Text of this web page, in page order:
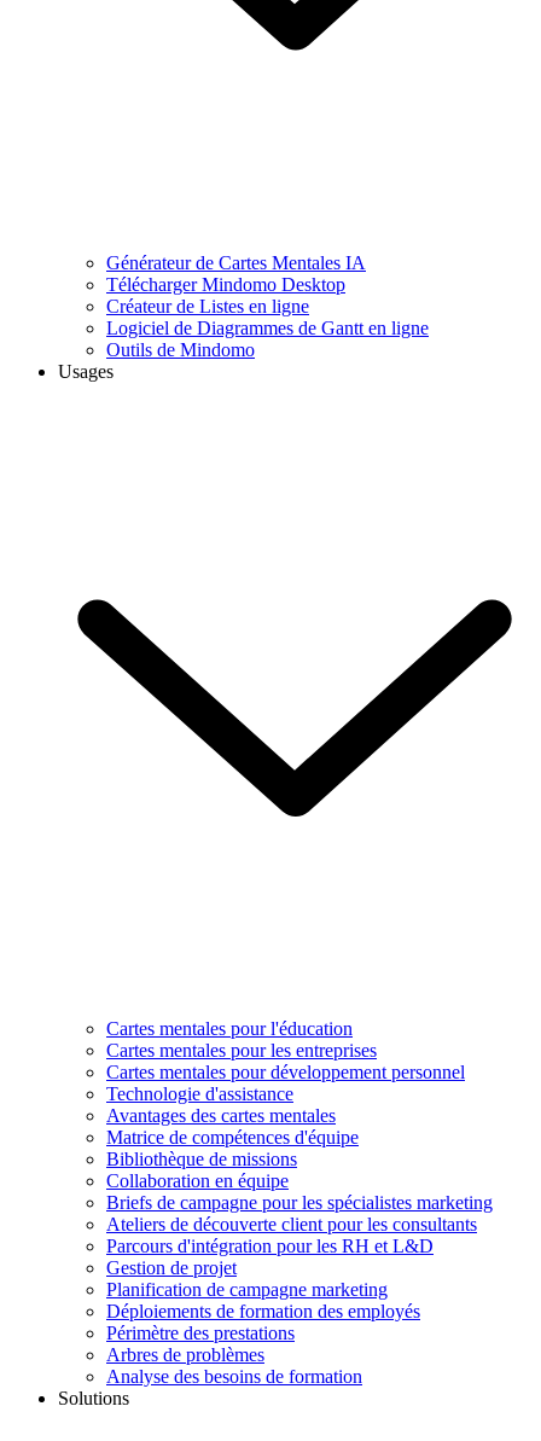
Générateur de Cartes Mentales IA
Télécharger Mindomo Desktop
Créateur de Listes en ligne
Logiciel de Diagrammes de Gantt en ligne
Outils de Mindomo
Usages
Cartes mentales pour l'éducation
Cartes mentales pour les entreprises
Cartes mentales pour développement personnel
Technologie d'assistance
Avantages des cartes mentales
Matrice de compétences d'équipe
Bibliothèque de missions
Collaboration en équipe
Briefs de campagne pour les spécialistes marketing
Ateliers de découverte client pour les consultants
Parcours d'intégration pour les RH et L&D
Gestion de projet
Planification de campagne marketing
Déploiements de formation des employés
Périmètre des prestations
Arbres de problèmes
Analyse des besoins de formation
Solutions